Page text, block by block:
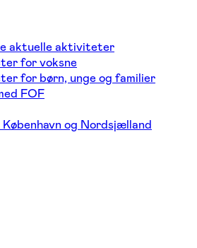
aktuelle aktiviteter
for voksne
for børn, unge og familier
FOF
og Nordsjælland